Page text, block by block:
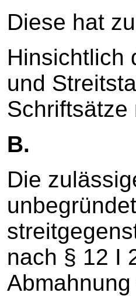
Diese hat
Hinsichtlich
und
Schriftsätze
B.
Die
nach § 12 I